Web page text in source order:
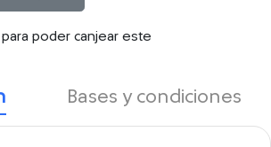
poder canjear este
Bases y condiciones